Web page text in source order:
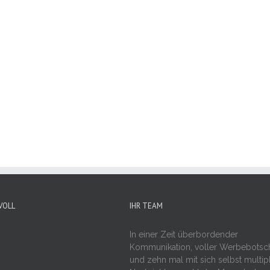
IHR TEAM
In einer Zeit überbordender
Kommunikation, voller
und zehn mal mit sich selbst